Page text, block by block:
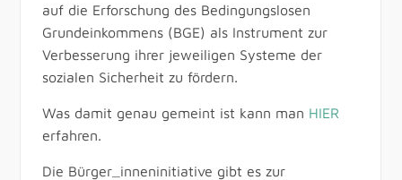
auf die Erforschung des Bedingungslosen
Grundeinkommens (BGE) als Instrument zur
Verbesserung ihrer jeweiligen Systeme der
sozialen Sicherheit zu fördern.
Was damit genau gemeint ist kann man HIER
erfahren.
Die Bürger_inneninitiative gibt es zur